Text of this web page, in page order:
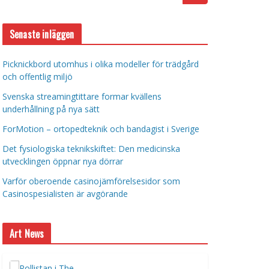
Senaste inläggen
Picknickbord utomhus i olika modeller för trädgård
och offentlig miljö
Svenska streamingtittare formar kvällens
underhållning på nya sätt
ForMotion – ortopedteknik och bandagist i Sverige
Det fysiologiska teknikskiftet: Den medicinska
utvecklingen öppnar nya dörrar
Varför oberoende casinojämförelsesidor som
Casinospesialisten är avgörande
Art News